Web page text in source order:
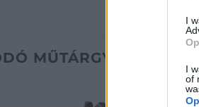
I
I
of
MŰTÁRGYAK